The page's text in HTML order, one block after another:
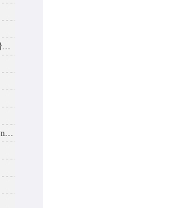
HXPnL-L-900耐高温钢包铝滑触线
HXPnL-T、HXPnL-TⅡ、HXPnL-TⅢ系列钢体滑线